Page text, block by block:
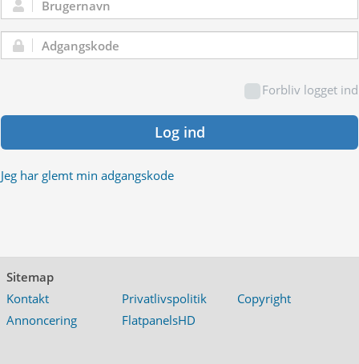
Brugernavn:
Adgangskode:
Forbliv logget ind
Log ind
Jeg har glemt min adgangskode
Sitemap
Kontakt
Privatlivspolitik
Copyright
Annoncering
FlatpanelsHD